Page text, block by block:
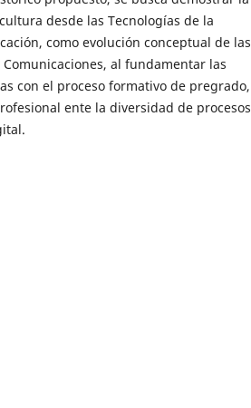
desde las Tecnologías de la
como evolución conceptual de las
al fundamentar las
con el proceso formativo de pregrado,
ente la diversidad de procesos